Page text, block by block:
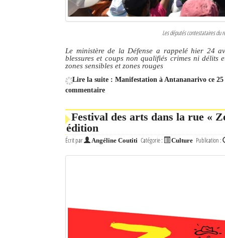
Les députés contestataires du
Le ministère de la Défense a rappelé hier 24
blessures et coups non qualifiés crimes ni délits
zones sensibles et zones rouges
Lire la suite : Manifestation à Antananarivo ce
commentaire
Festival des arts dans la rue «
édition
Écrit par Angéline Coutiti Catégorie : Culture Publication :